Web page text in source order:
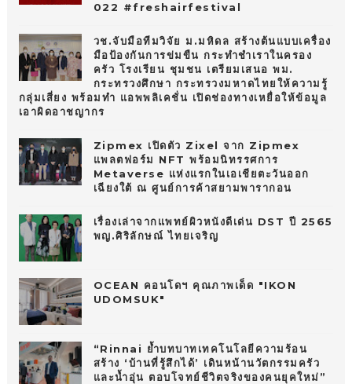
022 #freshairfestival
วช.จับมือทีมวิจัย ม.มหิดล สร้างต้นแบบเครื่อง
มือป้องกันการข่มขืน กระทำชำเราในครอง
ครัว โรงเรียน ชุมชน เตรียมเสนอ พม.
กระทรวงศึกษา กระทรวงมหาดไทยให้ความรู้
กลุ่มเสี่ยง พร้อมทำ แอพพลิเคชั่น เปิดช่องทางเหยื่อให้ข้อมูล
เอาผิดอาชญากร
Zipmex เปิดตัว Zixel จาก Zipmex
แพลตฟอร์ม NFT พร้อมนิทรรศการ
Metaverse แห่งแรกในเอเชียตะวันออก
เฉียงใต้ ณ ศูนย์การค้าสยามพารากอน
เรื่องเล่าจากแพทย์ผิวหนังดีเด่น DST ปี 2565
พญ.ศิริลักษณ์ ไทยเจริญ
OCEAN คอนโดฯ คุณภาพเด็ด "IKON
UDOMSUK"
“Rinnai ย้ำบทบาทเทคโนโลยีความร้อน
สร้าง ‘บ้านที่รู้สึกได้’ เดินหน้านวัตกรรมครัว
และน้ำอุ่น ตอบโจทย์ชีวิตจริงของคนยุคใหม่”